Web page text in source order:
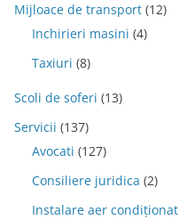
Mijloace de transport (12)
Inchirieri masini (4)
Taxiuri (8)
Scoli de soferi (13)
Servicii (137)
Avocati (127)
Consiliere juridica (2)
Instalare aer condiționat